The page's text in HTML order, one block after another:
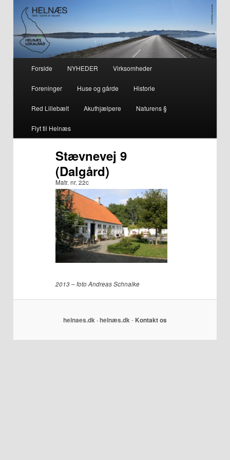
Helnæs
– smuk på alle årstider i hjertet af naturen
Fortsæt
til
primært
indhold
Fortsæt
til
sekundært
indhold
Forside NYHEDER Virksomheder
Foreninger Huse og gårde Historie
Red Lillebælt Akuthjælpere Naturens §
Flyt til Helnæs
Stævnevej 9
(Dalgård)
Matr. nr. 22c
2013 – foto Andreas Schnalke
helnaes.dk · helnæs.dk- Kontakt os